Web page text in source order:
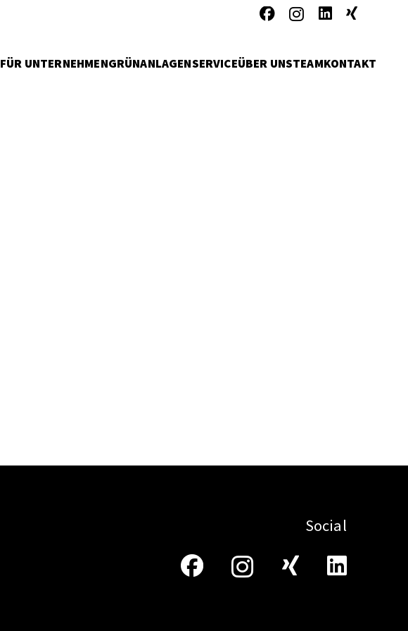
FÜR UNTERNEHMENGRÜNANLAGENSERVICEÜBER UNSTEAMKONTAKT
Social